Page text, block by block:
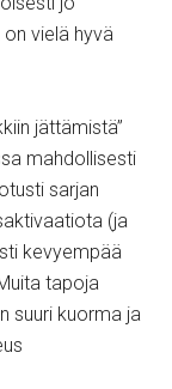
vielä hyvä
jättämistä”
mahdollisesti
sarjan
(ja
kevyempää
tapoja
suuri kuorma ja